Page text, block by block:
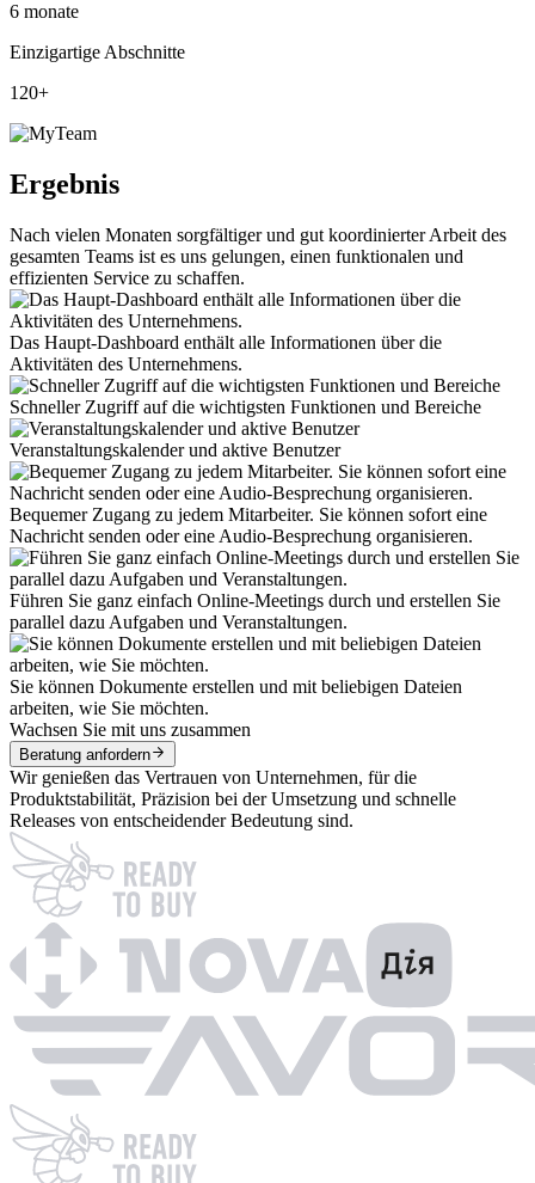
6 monate
Einzigartige Abschnitte
120+
Ergebnis
Nach vielen Monaten sorgfältiger und gut koordinierter Arbeit des
gesamten Teams ist es uns gelungen, einen funktionalen und
effizienten Service zu schaffen.
Das Haupt-Dashboard enthält alle Informationen über die
Aktivitäten des Unternehmens.
Schneller Zugriff auf die wichtigsten Funktionen und Bereiche
Veranstaltungskalender und aktive Benutzer
Bequemer Zugang zu jedem Mitarbeiter. Sie können sofort eine
Nachricht senden oder eine Audio-Besprechung organisieren.
Führen Sie ganz einfach Online-Meetings durch und erstellen Sie
parallel dazu Aufgaben und Veranstaltungen.
Sie können Dokumente erstellen und mit beliebigen Dateien
arbeiten, wie Sie möchten.
Wachsen Sie mit uns zusammen
Beratung anfordern
Wir genießen das Vertrauen von Unternehmen, für die
Produktstabilität, Präzision bei der Umsetzung und schnelle
Releases von entscheidender Bedeutung sind.